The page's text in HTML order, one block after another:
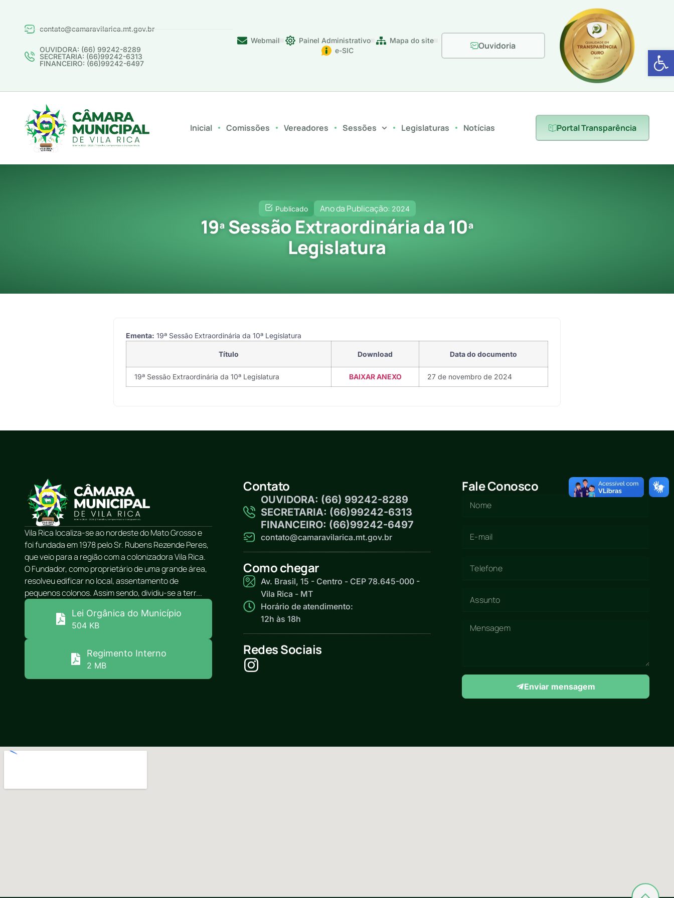
Abrir
contato@camaravilarica.mt.gov.br
OUVIDORA: (66) 99242-8289
SECRETARIA: (66)99242-6313
FINANCEIRO: (66)99242-6497
Webmail Painel Administrativo
Mapa do site
e-SIC
Ouvidoria
Inicial Comissões Vereadores Sessões Legislaturas Notícias Portal Transparência
Publicado Ano da Publicação: 2024
19ª Sessão Extraordinária da 10ª
Legislatura
Ementa: 19ª Sessão Extraordinária da 10ª Legislatura
Título Download Data do documento
19ª Sessão Extraordinária da 10ª Legislatura BAIXAR ANEXO 27 de novembro de 2024
Vila Rica localiza-se ao nordeste do Mato Grosso e
foi fundada em 1978 pelo Sr. Rubens Rezende Peres,
que veio para a região com a colonizadora Vila Rica.
O Fundador, como proprietário de uma grande área,
resolveu edificar no local, assentamento de
pequenos colonos. Assim sendo, dividiu-se a terr...
Lei Orgânica do Município
504 KB
Regimento Interno
2 MB
Contato
OUVIDORA: (66) 99242-8289
SECRETARIA: (66)99242-6313
FINANCEIRO: (66)99242-6497
contato@camaravilarica.mt.gov.br
Como chegar
Av. Brasil, 15 - Centro - CEP 78.645-000 -
Vila Rica - MT
Horário de atendimento:
12h às 18h
Redes Sociais
Fale Conosco
Enviar mensagem